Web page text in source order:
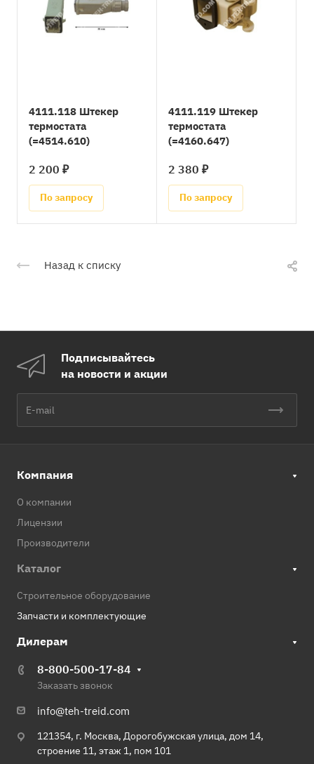
4111.118 Штекер
термостата
(=4514.610)
2 200 ₽
По запросу
4111.119 Штекер
термостата
(=4160.647)
2 380 ₽
По запросу
Назад к списку
Подписывайтесь
на новости и акции
Компания
О компании
Лицензии
Производители
Каталог
Строительное оборудование
Запчасти и комплектующие
Дилерам
8-800-500-17-84
Заказать звонок
info@teh-treid.com
121354, г. Москва, Дорогобужская улица, дом 14,
строение 11, этаж 1, пом 101